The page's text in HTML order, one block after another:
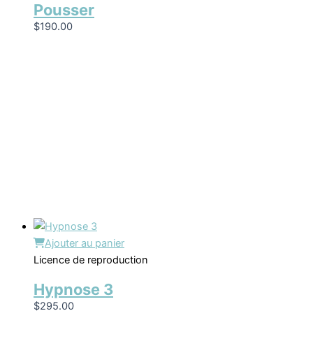
Pousser
$190.00
Ajouter au panier
Licence de reproduction
Hypnose 3
$295.00